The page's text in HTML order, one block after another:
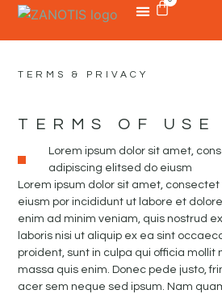
TERMS & PRIVACY
TERMS OF USE
Lorem ipsum dolor sit amet,
adipiscing elitsed do eiusm
Lorem ipsum dolor sit amet,
eiusm por incididunt ut labore et
enim ad minim veniam, quis nostrud
laboris nisi ut aliquip ex ea sint
proident, sunt in culpa qui officia
massa quis enim. Donec pede justo,
acer sem neque sed ipsum. Nam